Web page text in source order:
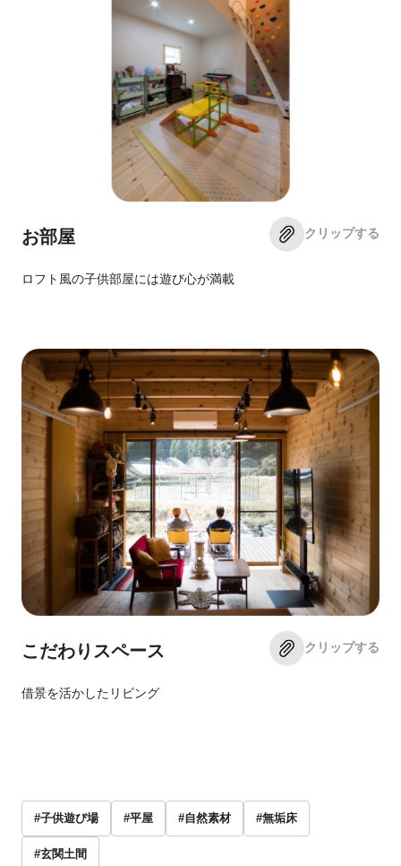
お部屋
ロフト風の子供部屋には遊び心が満載
クリップする
こだわりスペース
借景を活かしたリビング
クリップする
#子供遊び場 #平屋 #自然素材 #無垢床
#玄関土間